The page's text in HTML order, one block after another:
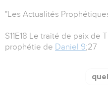
"Les Actualités
S11E18 Le traité de paix de
prophétie de Daniel 9;27